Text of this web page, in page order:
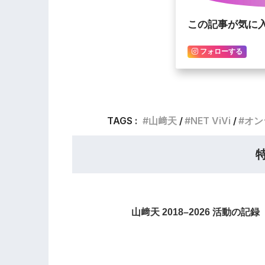
この記事が気に
フォローする
TAGS : 山﨑天 NET ViVi オ
山﨑天 2018–2026 活動の記録